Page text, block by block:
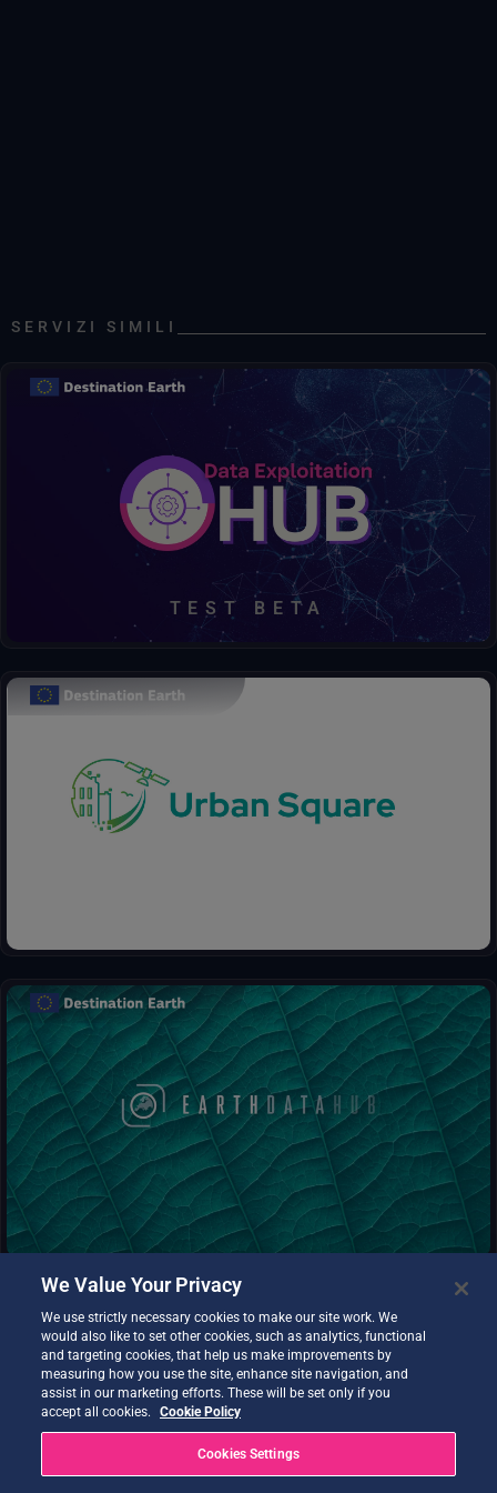
SERVIZI SIMILI
Scoprire, accedere, elaborare, decidere: tutto in un unico hub.
TEST BETA
Il progetto Urban Square si propone di fornire strumenti per
analizzare e anticipare le minacce ambientali nelle aree urbane:
qualità dell'aria, inondazioni fluviali, innalzamento del livello del
mare, calore urbano, danni alle infrastrutture e impatto sulle
La modalità più veloce per accedere e analizzare i dati terrestri. I
dati sono pre-elaborati per consentire la navigazione,
l'interrogazione, l'accesso e il calcolo rapido basato su cloud
attraverso tecnologie standard come STAC, xarray, zarr.
SesamEO rende accessibili i dati di Copernicus e di altri siti
(statistici, atmosferici o climatici) attraverso temi e collezioni dei
cataloghi. Le collezioni possono essere sfogliate e ricercate per
parola chiave. I prodotti possono essere visualizzati, filtrati e
scaricati in base alle capacità del fornitore.
We Value Your Privacy
We use strictly necessary cookies to make our site work. We
would also like to set other cookies, such as analytics, functional
and targeting cookies, that help us make improvements by
measuring how you use the site, enhance site navigation, and
assist in our marketing efforts. These will be set only if you
accept all cookies.
Cookie Policy
Cookies Settings